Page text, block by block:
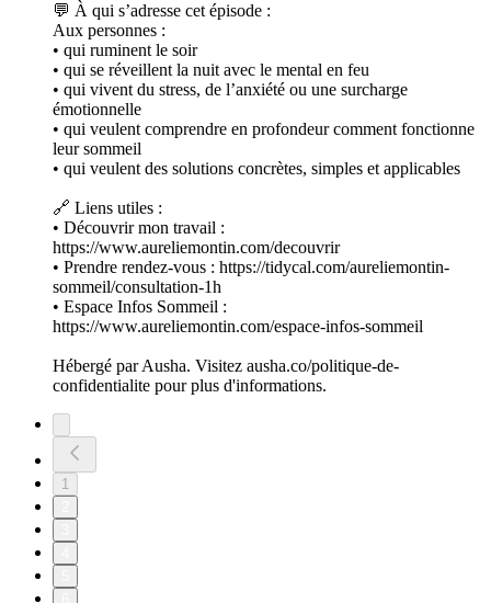
💬 À qui s’adresse cet épisode :
Aux personnes :
• qui ruminent le soir
• qui se réveillent la nuit avec le mental en feu
• qui vivent du stress, de l’anxiété ou une surcharge
émotionnelle
• qui veulent comprendre en profondeur comment fonctionne
leur sommeil
• qui veulent des solutions concrètes, simples et applicables
🔗 Liens utiles :
• Découvrir mon travail :
https://www.aureliemontin.com/decouvrir
• Prendre rendez-vous : https://tidycal.com/aureliemontin-
sommeil/consultation-1h
• Espace Infos Sommeil :
https://www.aureliemontin.com/espace-infos-sommeil
Hébergé par Ausha. Visitez ausha.co/politique-de-
confidentialite pour plus d'informations.
1